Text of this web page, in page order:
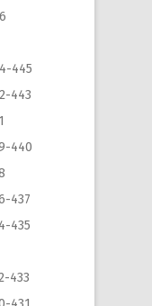
445
443
440
437
435
433